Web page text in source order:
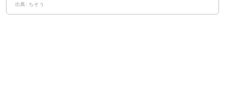
出典: ちそう